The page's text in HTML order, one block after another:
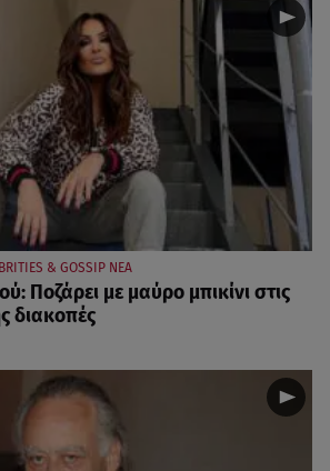
& GOSSIP ΝΕΑ
Ποζάρει με μαύρο μπικίνι στις
διακοπές